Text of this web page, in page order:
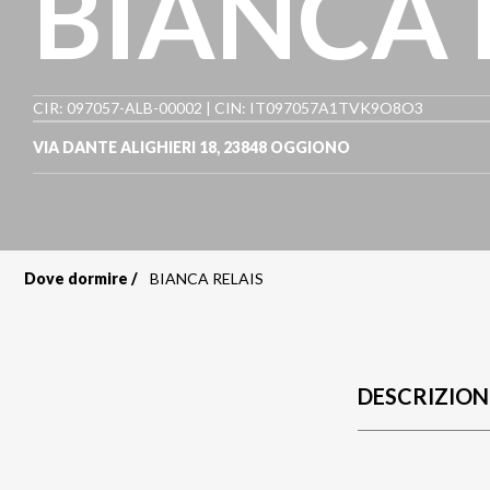
CIR: 097057-ALB-00002 | CIN: IT097057A1TVK9O8O3
VIA DANTE ALIGHIERI 18, 23848 OGGIONO
Dove dormire BIANCA RELAIS